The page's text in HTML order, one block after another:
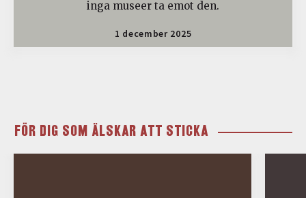
inga museer ta emot den.
1 december 2025
FÖR DIG SOM ÄLSKAR ATT STICKA